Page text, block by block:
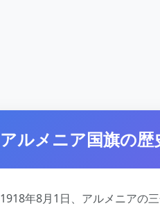
アルメニア国旗の歴
1918年8月1日、アルメニアの